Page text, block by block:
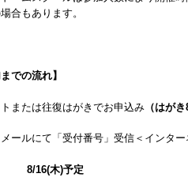
合もあります。
での流れ】
または往復はがきでお申込み （はが
ールにて「受付番号」受信＜インタ
16(木)予定